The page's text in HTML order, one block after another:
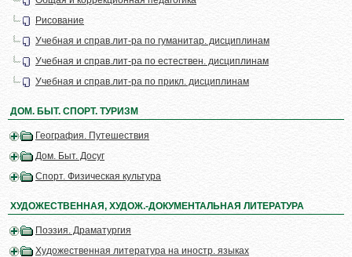
Рисование
Учебная и справ.лит-ра по гуманитар. дисциплинам
Учебная и справ.лит-ра по естествен. дисциплинам
Учебная и справ.лит-ра по прикл. дисциплинам
ДОМ. БЫТ. СПОРТ. ТУРИЗМ
География. Путешествия
Дом. Быт. Досуг
Спорт. Физическая культура
ХУДОЖЕСТВЕННАЯ, ХУДОЖ.-ДОКУМЕНТАЛЬНАЯ ЛИТЕРАТУРА
Поэзия. Драматургия
Художественная литература на иностр. языках